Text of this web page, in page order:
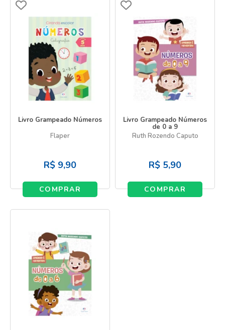
Livro Grampeado Números
Flaper
R$ 9,90
COMPRAR
Livro Grampeado Números
de 0 a 9
Ruth Rozendo Caputo
R$ 5,90
COMPRAR